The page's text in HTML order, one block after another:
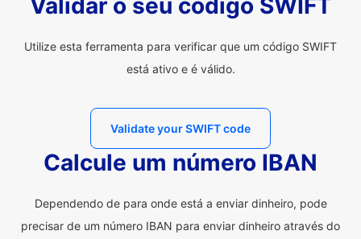
Validar o seu código SWIFT
Utilize esta ferramenta para verificar que um código SWIFT
está ativo e é válido.
Validate your SWIFT code
Calcule um número IBAN
Dependendo de para onde está a enviar dinheiro, pode
precisar de um número IBAN para enviar dinheiro através do